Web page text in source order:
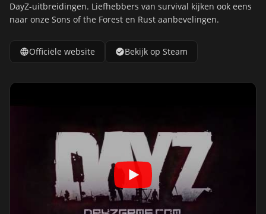
DayZ-uitbreidingen. Liefhebbers van survival kijken ook eens
naar onze Sons of the Forest en Rust aanbevelingen.
Officiële website Bekijk op Steam